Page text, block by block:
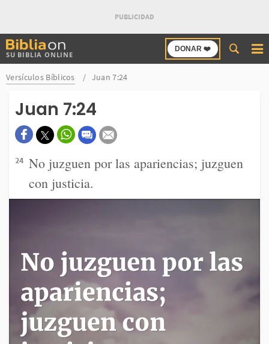
SU BIBLIA ONLINE
DONAR ❤️
Buscar
en
Bibliaon
Versículos Bíblicos Juan 7:24
Juan 7:24
24 No juzguen por las apariencias; juzguen
con justicia.